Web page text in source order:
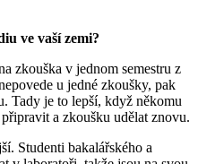
ve vaší zemi?
zkouška v jednom semestru z
u jedné zkoušky, pak
Tady je to lepší, když někomu
a zkoušku udělat znovu.
Studenti bakalářského a